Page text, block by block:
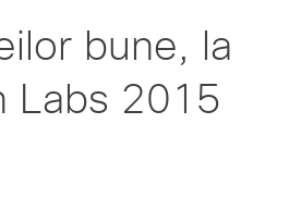
bune, la
Labs 2015